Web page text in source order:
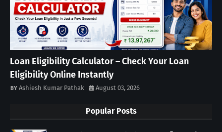
Loan Eligibility Calculator – Check Your Loan
Eligibility Online Instantly
Ashiesh Kumar Pathak August 03, 2026
Popular Posts